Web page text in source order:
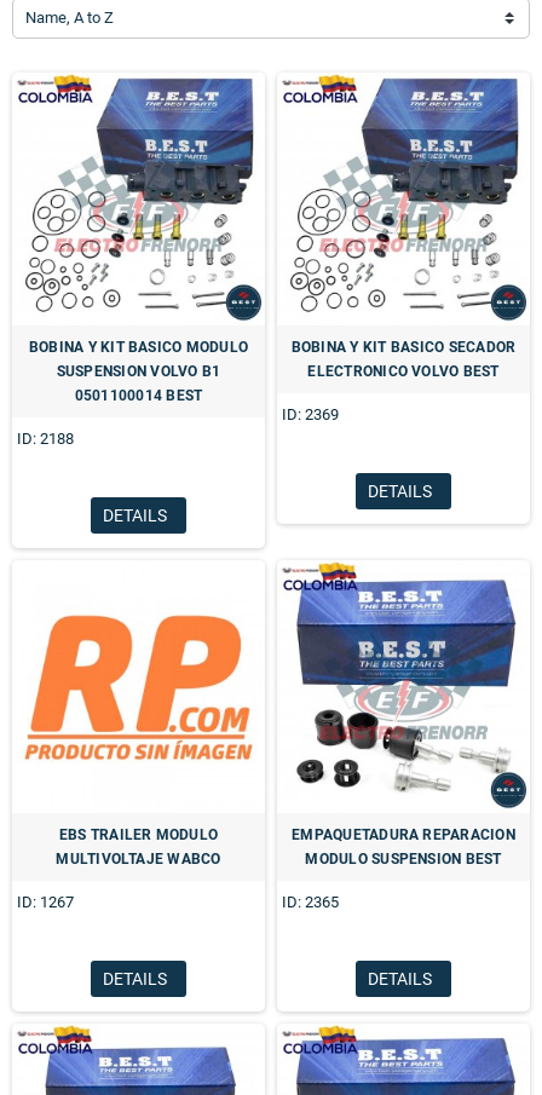
Name, A to Z
BOBINA Y KIT BASICO MODULO
SUSPENSION VOLVO B1
0501100014 BEST
ID: 2188
DETAILS
BOBINA Y KIT BASICO SECADOR
ELECTRONICO VOLVO BEST
ID: 2369
DETAILS
EBS TRAILER MODULO
MULTIVOLTAJE WABCO
ID: 1267
DETAILS
EMPAQUETADURA REPARACION
MODULO SUSPENSION BEST
ID: 2365
DETAILS